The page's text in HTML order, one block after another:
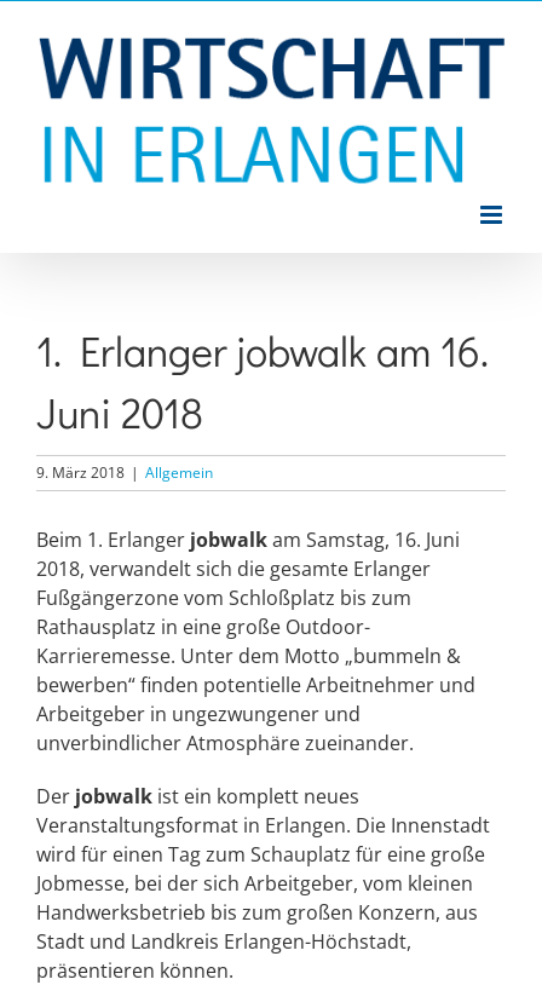
Inhalt
springen
1. Erlanger jobwalk am 16.
Juni 2018
9. März 2018 | Allgemein
Beim 1. Erlanger jobwalkam Samstag, 16. Juni
2018, verwandelt sich die gesamte Erlanger
Fußgängerzone vom Schloßplatz bis zum
Rathausplatz in eine große Outdoor-
Karrieremesse. Unter dem Motto „bummeln &
bewerben“ finden potentielle Arbeitnehmer und
Arbeitgeber in ungezwungener und
unverbindlicher Atmosphäre zueinander.
Der jobwalk ist ein komplett neues
Veranstaltungsformat in Erlangen. Die Innenstadt
wird für einen Tag zum Schauplatz für eine große
Jobmesse, bei der sich Arbeitgeber, vom kleinen
Handwerksbetrieb bis zum großen Konzern, aus
Stadt und Landkreis Erlangen-Höchstadt,
präsentieren können.